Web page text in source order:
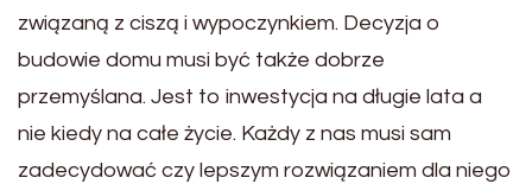
związaną z ciszą i wypoczynkiem. Decyzja o
budowie domu musi być także dobrze
przemyślana. Jest to inwestycja na długie lata a
nie kiedy na całe życie. Każdy z nas musi sam
zadecydować czy lepszym rozwiązaniem dla niego